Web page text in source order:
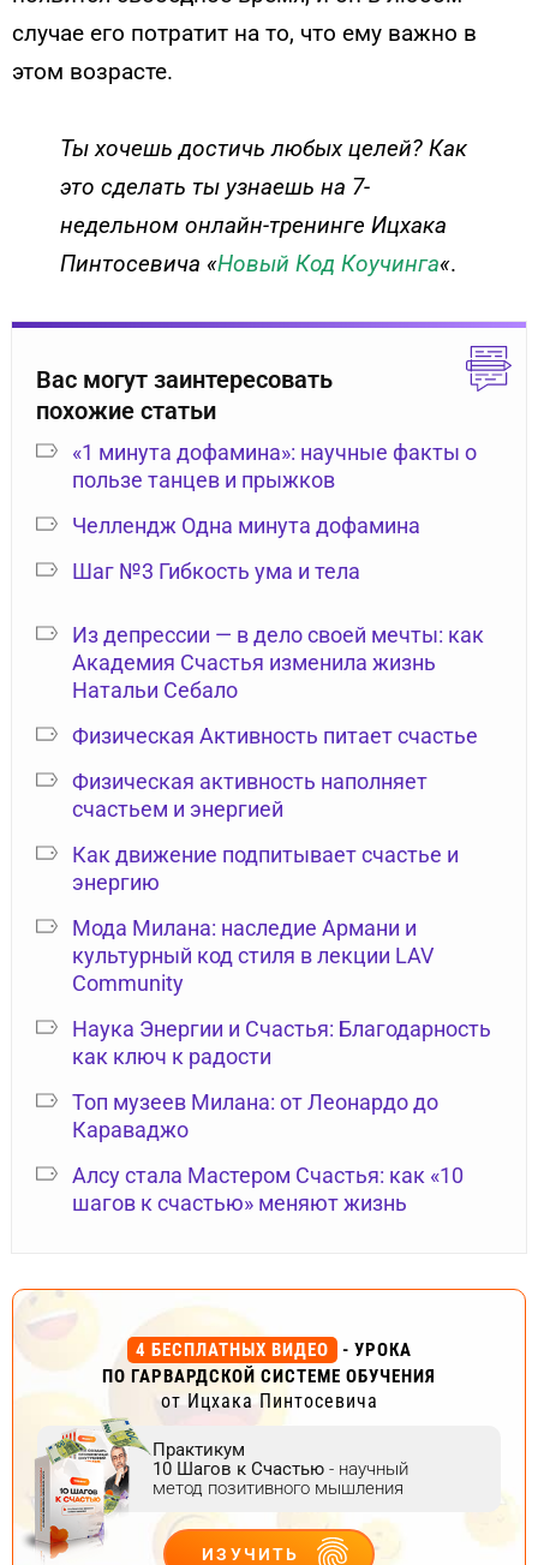
случае его потратит на то, что ему важно в
этом возрасте.
Ты хочешь достичь любых целей? Как
это сделать ты узнаешь на 7-
недельном онлайн-тренинге Ицхака
Пинтосевича «Новый Код Коучинга«.
Вас могут заинтересовать
похожие статьи
«1 минута дофамина»: научные факты о
пользе танцев и прыжков
Челлендж Одна минута дофамина
Шаг №3 Гибкость ума и тела
Из депрессии — в дело своей мечты: как
Академия Счастья изменила жизнь
Натальи Себало
Физическая Активность питает счастье
Физическая активность наполняет
счастьем и энергией
Как движение подпитывает счастье и
энергию
Мода Милана: наследие Армани и
культурный код стиля в лекции LAV
Community
Наука Энергии и Счастья: Благодарность
как ключ к радости
Топ музеев Милана: от Леонардо до
Караваджо
Алсу стала Мастером Счастья: как «10
шагов к счастью» меняют жизнь
4 БЕСПЛАТНЫХ ВИДЕО
- УРОКА
ПО ГАРВАРДСКОЙ СИСТЕМЕ ОБУЧЕНИЯ
от Ицхака Пинтосевича
Практикум
10 Шагов к Счастью - научный
метод позитивного мышления
ИЗУЧИТЬ